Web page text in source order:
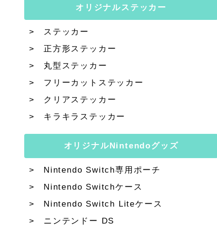
オリジナルステッカー
ステッカー
正方形ステッカー
丸型ステッカー
フリーカットステッカー
クリアステッカー
キラキラステッカー
オリジナルNintendoグッズ
Nintendo Switch専用ポーチ
Nintendo Switchケース
Nintendo Switch Liteケース
ニンテンドー DS